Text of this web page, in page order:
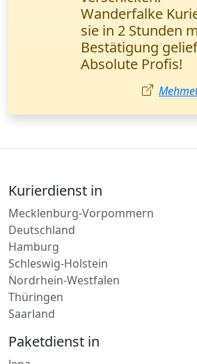
Situationen. Alles
reibungslos,
und bequem. Lisa
Wagner,
(Düsseldorf).
Kurierdienst in
Mecklenburg-Vorpommern
Deutschland
Hamburg
Schleswig-Holstein
Nordrhein-Westfalen
Saarland